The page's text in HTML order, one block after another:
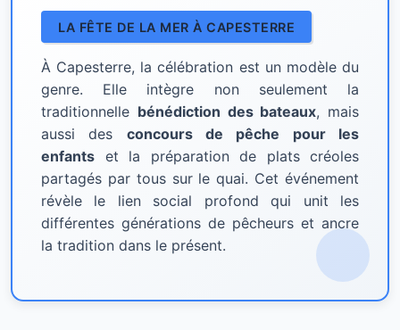
LA FÊTE DE LA MER À CAPESTERRE
À Capesterre, la célébration est un modèle du
genre. Elle intègre non seulement la
traditionnelle bénédiction des bateaux, mais
aussi des concours de pêche pour les
enfants et la préparation de plats créoles
partagés par tous sur le quai. Cet événement
révèle le lien social profond qui unit les
différentes générations de pêcheurs et ancre
la tradition dans le présent.